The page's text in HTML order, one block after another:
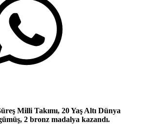
Milli Takımı, 20 Yaş Altı Dünya
2 bronz madalya kazandı.